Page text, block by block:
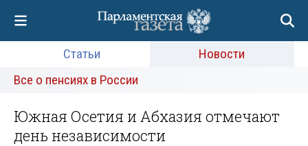
Статьи
Новости
Все о пенсиях в России
Южная Осетия и Абхазия отмечают
день независимости